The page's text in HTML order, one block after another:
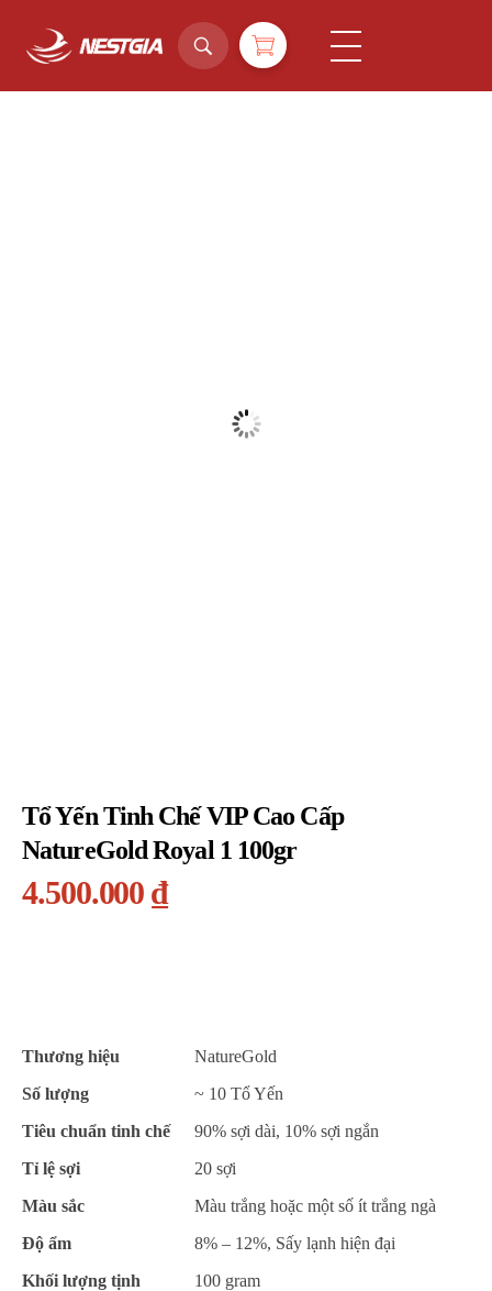
Tổ Yến Tinh Chế VIP Cao Cấp
NatureGold Royal 1 100gr
4.500.000₫
Thương hiệu
NatureGold
Số lượng
~ 10 Tổ Yến
Tiêu chuẩn tinh chế
90% sợi dài, 10% sợi ngắn
Tỉ lệ sợi
20 sợi
Màu sắc
Màu trắng hoặc một số ít trắng ngà
Độ ẩm
8% – 12%, Sấy lạnh hiện đại
Khối lượng tịnh
100 gram